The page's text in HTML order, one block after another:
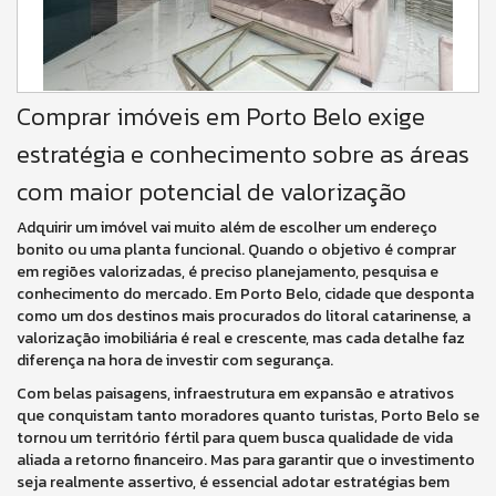
Comprar imóveis em Porto Belo exige
estratégia e conhecimento sobre as áreas
com maior potencial de valorização
Adquirir um imóvel vai muito além de escolher um endereço
bonito ou uma planta funcional. Quando o objetivo é comprar
em regiões valorizadas, é preciso planejamento, pesquisa e
conhecimento do mercado. Em Porto Belo, cidade que desponta
como um dos destinos mais procurados do litoral catarinense, a
valorização imobiliária é real e crescente, mas cada detalhe faz
diferença na hora de investir com segurança.
Com belas paisagens, infraestrutura em expansão e atrativos
que conquistam tanto moradores quanto turistas, Porto Belo se
tornou um território fértil para quem busca qualidade de vida
aliada a retorno financeiro. Mas para garantir que o investimento
seja realmente assertivo, é essencial adotar estratégias bem